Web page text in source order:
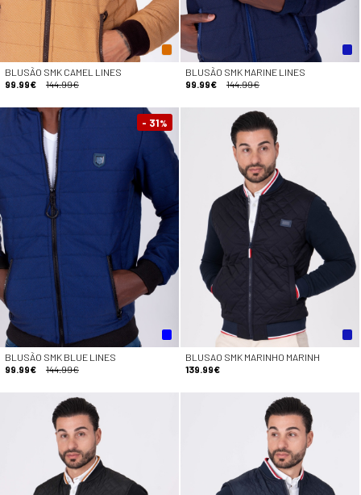
BLUSÃO SMK CAMEL LINES
99.99€
144.99€
BLUSÃO SMK MARINE LINES
99.99€
144.99€
- 31%
BLUSÃO SMK BLUE LINES
99.99€
144.99€
BLUSAO SMK MARINHO MARINH
139.99€